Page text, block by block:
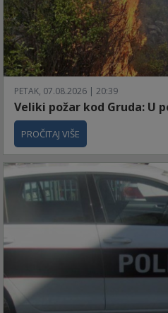
PETAK, 07.08.2026 | 20:39
Veliki požar kod Gruda: U
PROČITAJ VIŠE